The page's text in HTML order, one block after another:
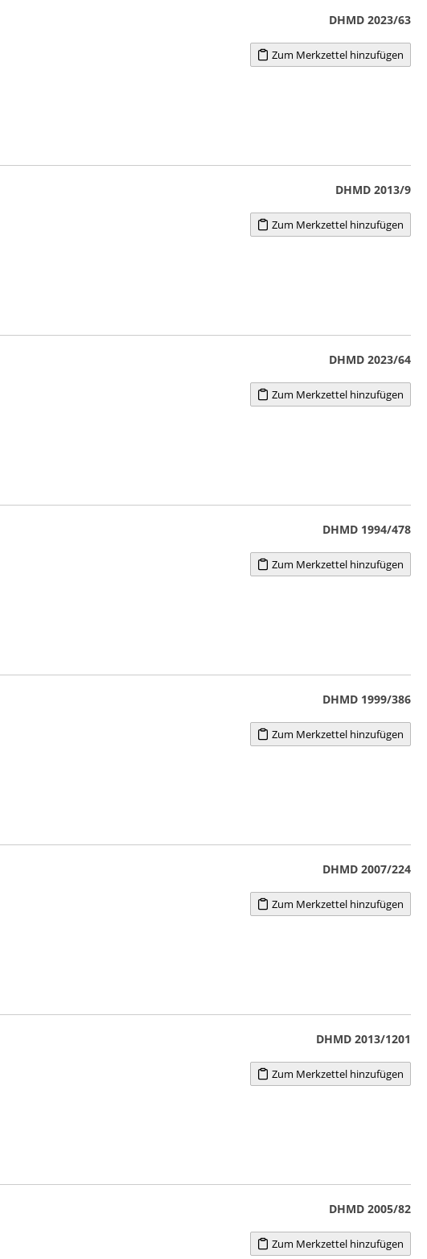
DHMD 2023/63
Zum Merkzettel hinzufügen
DHMD 2013/9
Zum Merkzettel hinzufügen
DHMD 2023/64
Zum Merkzettel hinzufügen
DHMD 1994/478
Zum Merkzettel hinzufügen
DHMD 1999/386
Zum Merkzettel hinzufügen
DHMD 2007/224
Zum Merkzettel hinzufügen
DHMD 2013/1201
Zum Merkzettel hinzufügen
DHMD 2005/82
Zum Merkzettel hinzufügen